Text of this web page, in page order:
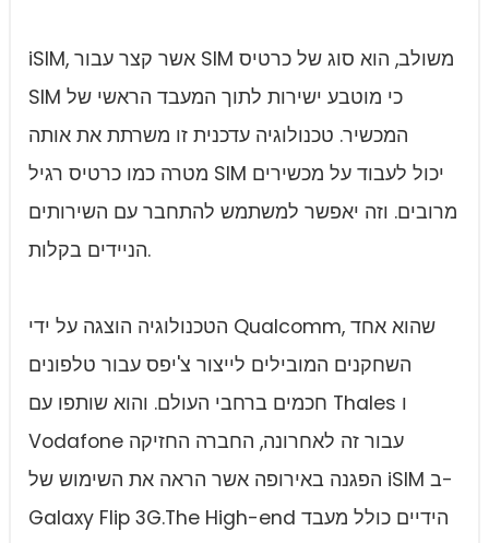
iSIM, אשר קצר עבור SIM משולב, הוא סוג של כרטיס
SIM כי מוטבע ישירות לתוך המעבד הראשי של
המכשיר. טכנולוגיה עדכנית זו משרתת את אותה
מטרה כמו כרטיס רגיל SIM יכול לעבוד על מכשירים
מרובים. וזה יאפשר למשתמש להתחבר עם השירותים
הניידים בקלות.
הטכנולוגיה הוצגה על ידי Qualcomm, שהוא אחד
השחקנים המובילים לייצור צ'יפס עבור טלפונים
חכמים ברחבי העולם. והוא שותפו עם Thales ו
Vodafone עבור זה לאחרונה, החברה החזיקה
הפגנה באירופה אשר הראה את השימוש של iSIM ב-
Galaxy Flip 3G.The High-end הידיים כולל מעבד